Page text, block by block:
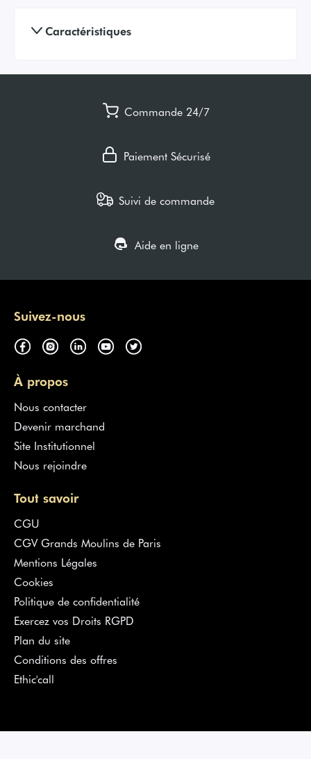
Caractéristiques
Commande 24/7
Paiement Sécurisé
Suivi de commande
Aide en ligne
Suivez-nous
À propos
Nous contacter
Devenir marchand
Site Institutionnel
Nous rejoindre
Tout savoir
CGU
CGV Grands Moulins de Paris
Mentions Légales
Cookies
Politique de confidentialité
Exercez vos Droits RGPD
Plan du site
Conditions des offres
Ethic'call